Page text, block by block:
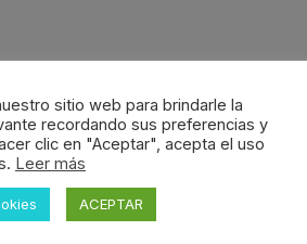
senos.
no existe ningún tope establecido
sitio web para brindarle la
recordando sus preferencias y
clic en "Aceptar", acepta el uso
Leer más
ACEPTAR